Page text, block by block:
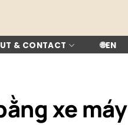
& CONTACT 🌐EN
xe máy